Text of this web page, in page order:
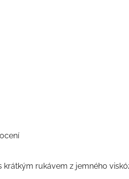
krátkým rukávem z jemného